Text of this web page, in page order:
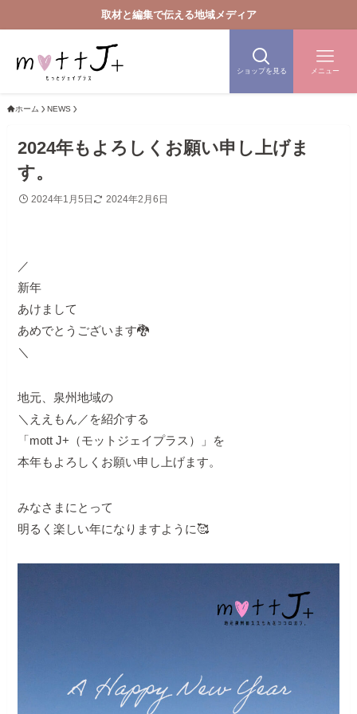
取材と編集で伝える地域メディア
ショップを見る メニュー
ホーム NEWS
2024年もよろしくお願い申し上げま
す。
2024年1月5日 2024年2月6日
／
新年
あけまして
あめでとうございます🐉
＼
地元、泉州地域の
＼ええもん／を紹介する
「mott J+（モットジェイプラス）」を
本年もよろしくお願い申し上げます。
みなさまにとって
明るく楽しい年になりますように🥰